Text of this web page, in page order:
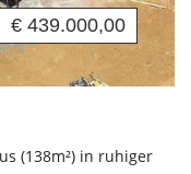
€ 439.000,00
(138m²) in ruhiger